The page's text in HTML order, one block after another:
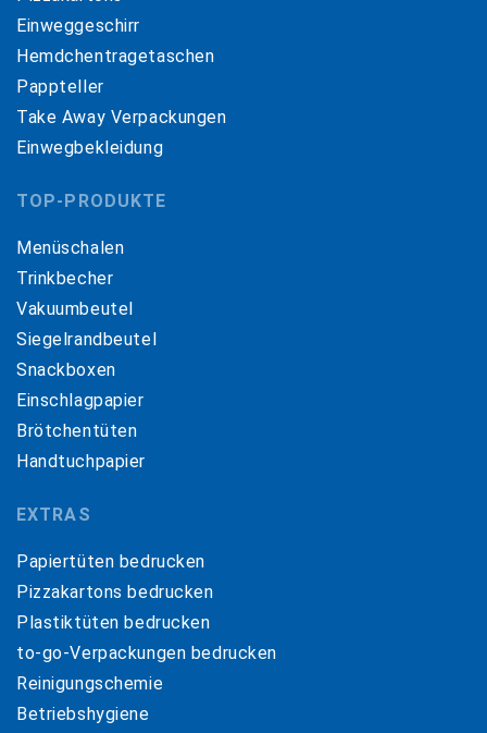
Einweggeschirr
Hemdchentragetaschen
Pappteller
Take Away Verpackungen
Einwegbekleidung
TOP-PRODUKTE
Menüschalen
Trinkbecher
Vakuumbeutel
Siegelrandbeutel
Snackboxen
Einschlagpapier
Brötchentüten
Handtuchpapier
EXTRAS
Papiertüten bedrucken
Pizzakartons bedrucken
Plastiktüten bedrucken
to-go-Verpackungen bedrucken
Reinigungschemie
Betriebshygiene